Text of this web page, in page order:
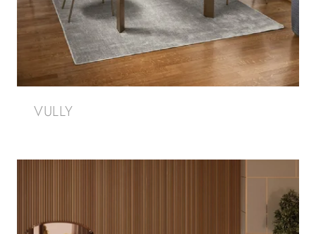
VULLY